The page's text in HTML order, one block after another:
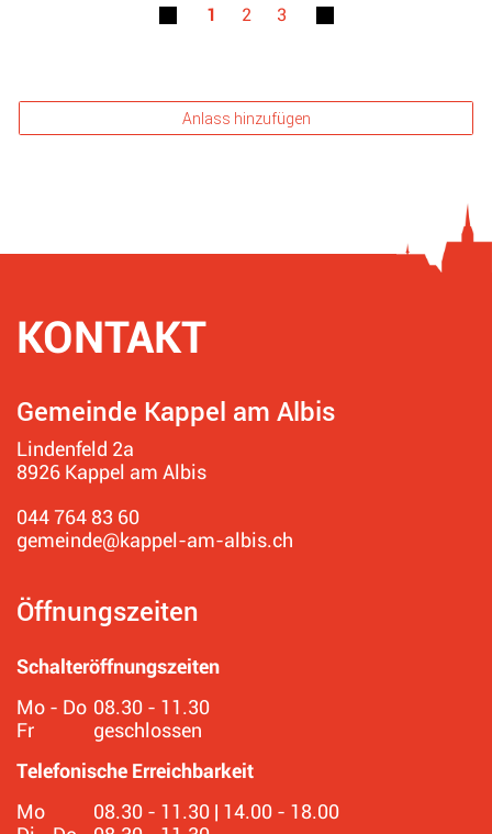
1 2 3
Anlass hinzufügen
Fusszeile
KONTAKT
Gemeinde Kappel am Albis
Lindenfeld 2a
8926 Kappel am Albis
044 764 83 60
gemeinde@kappel-am-albis.ch
Öffnungszeiten
Schalteröffnungszeiten
Mo - Do 08.30 - 11.30
Fr
geschlossen
Telefonische Erreichbarkeit
Mo
08.30 - 11.30 | 14.00 - 18.00